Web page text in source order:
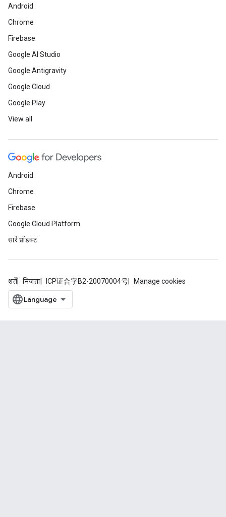
Android
Chrome
Firebase
Google AI Studio
Google Antigravity
Google Cloud
Google Play
View all
Android
Chrome
Firebase
Google Cloud Platform
सारे प्रॉडक्ट
शर्तें निजता ICP证合字B2-20070004号 Manage cookies